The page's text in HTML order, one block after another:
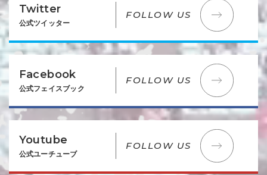
Twitter
公式ツイッター
FOLLOW US
Facebook
公式フェイスブック
FOLLOW US
Youtube
公式ユーチューブ
FOLLOW US